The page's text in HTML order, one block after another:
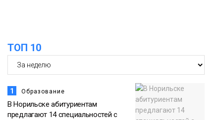
ТОП 10
1 Образование
В Норильске абитуриентам
предлагают 14 специальностей с